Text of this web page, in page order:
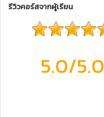
รีวิวคอร์สจากผู้เรียน
5.0/5.0